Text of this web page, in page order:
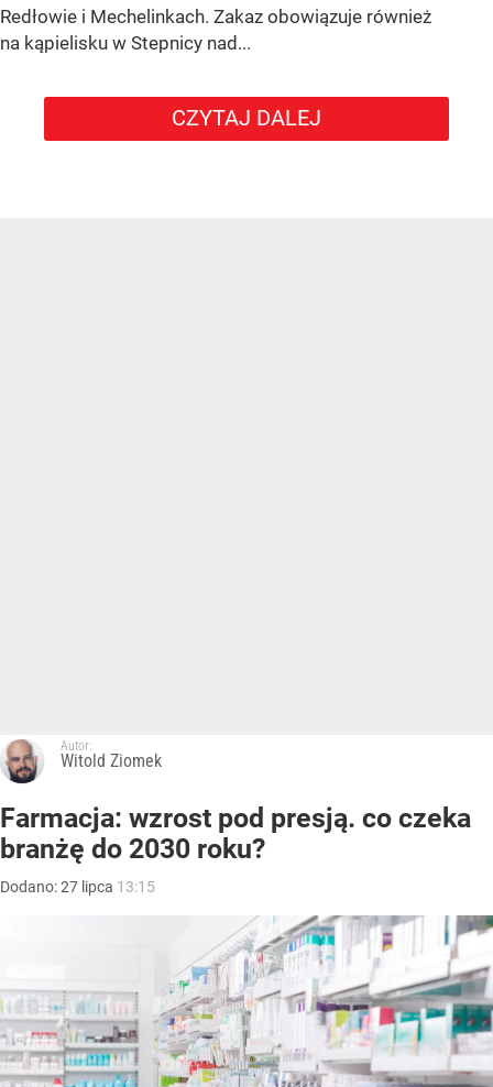
Redłowie i Mechelinkach. Zakaz obowiązuje również
na kąpielisku w Stepnicy nad...
CZYTAJ DALEJ
Autor:
Witold Ziomek
Farmacja: wzrost pod presją. co czeka
branżę do 2030 roku?
Dodano:27 lipca 13:15